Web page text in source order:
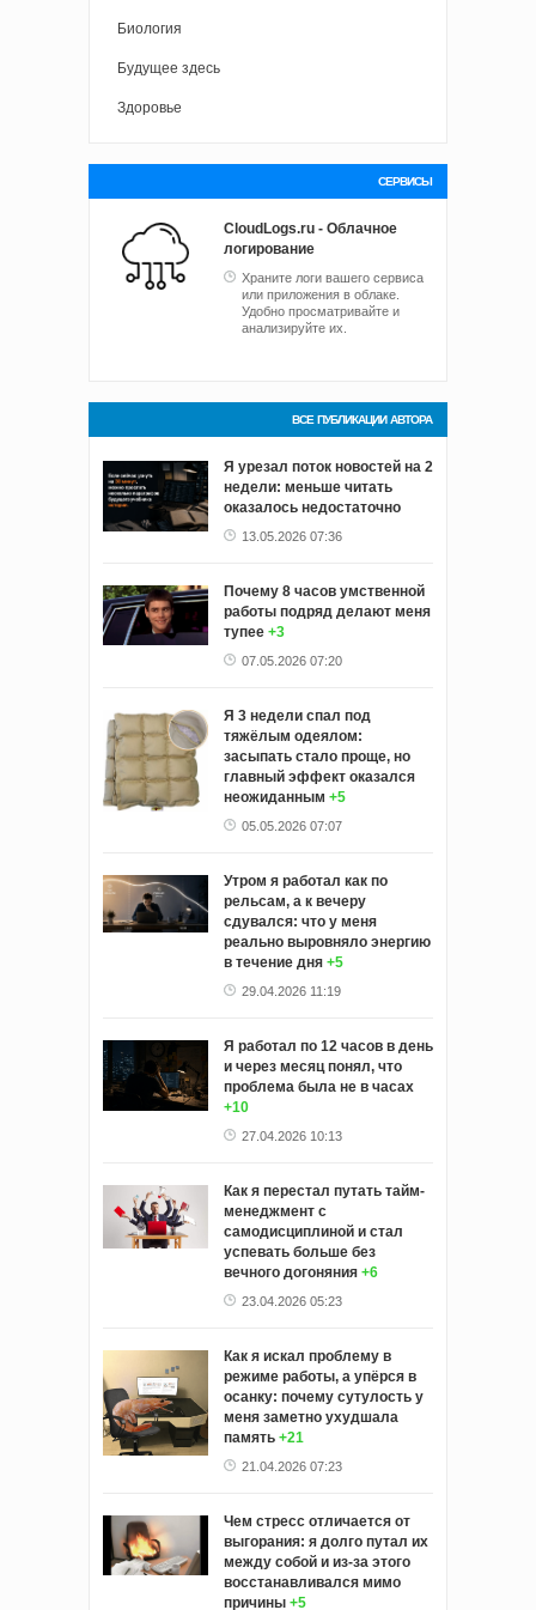
Биология
Будущее здесь
Здоровье
СЕРВИСЫ
CloudLogs.ru - Облачное
логирование
Храните логи вашего сервиса
или приложения в облаке.
Удобно просматривайте и
анализируйте их.
ВСЕ ПУБЛИКАЦИИ АВТОРА
Я урезал поток новостей на 2
недели: меньше читать
оказалось недостаточно
13.05.2026 07:36
Почему 8 часов умственной
работы подряд делают меня
тупее +3
07.05.2026 07:20
Я 3 недели спал под
тяжёлым одеялом:
засыпать стало проще, но
главный эффект оказался
неожиданным +5
05.05.2026 07:07
Утром я работал как по
рельсам, а к вечеру
сдувался: что у меня
реально выровняло энергию
в течение дня +5
29.04.2026 11:19
Я работал по 12 часов в день
и через месяц понял, что
проблема была не в часах
+10
27.04.2026 10:13
Как я перестал путать тайм-
менеджмент с
самодисциплиной и стал
успевать больше без
вечного догоняния +6
23.04.2026 05:23
Как я искал проблему в
режиме работы, а упёрся в
осанку: почему сутулость у
меня заметно ухудшала
память +21
21.04.2026 07:23
Чем стресс отличается от
выгорания: я долго путал их
между собой и из-за этого
восстанавливался мимо
причины +5